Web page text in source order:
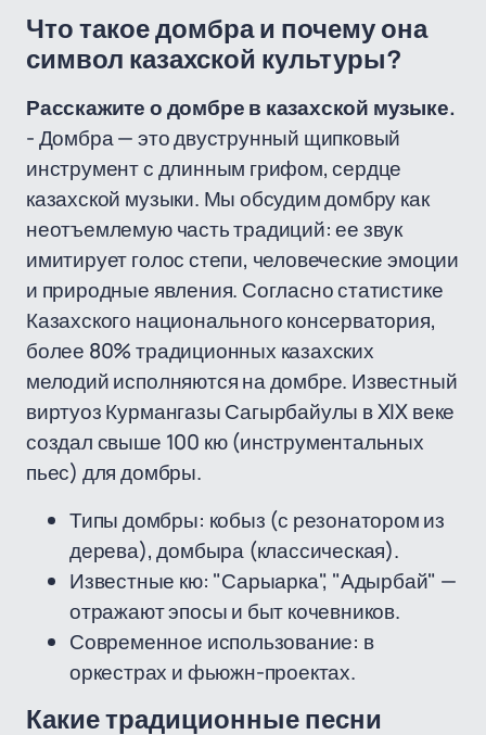
Что такое домбра и почему она
символ казахской культуры?
Расскажите о домбре в казахской музыке.
- Домбра — это двуструнный щипковый
инструмент с длинным грифом, сердце
казахской музыки. Мы обсудим домбру как
неотъемлемую часть традиций: ее звук
имитирует голос степи, человеческие эмоции
и природные явления. Согласно статистике
Казахского национального консерватория,
более 80% традиционных казахских
мелодий исполняются на домбре. Известный
виртуоз Курмангазы Сагырбайулы в XIX веке
создал свыше 100 кю (инструментальных
пьес) для домбры.
Типы домбры: кобыз (с резонатором из
дерева), домбыра (классическая).
Известные кю: "Сарыарка", "Адырбай" —
отражают эпосы и быт кочевников.
Современное использование: в
оркестрах и фьюжн-проектах.
Какие традиционные песни